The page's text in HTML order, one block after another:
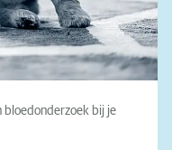
bloedonderzoek bij je